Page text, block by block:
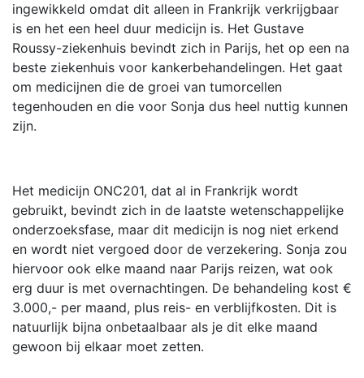
ingewikkeld omdat dit alleen in Frankrijk verkrijgbaar
is en het een heel duur medicijn is. Het Gustave
Roussy-ziekenhuis bevindt zich in Parijs, het op een na
beste ziekenhuis voor kankerbehandelingen. Het gaat
om medicijnen die de groei van tumorcellen
tegenhouden en die voor Sonja dus heel nuttig kunnen
zijn.
Het medicijn ONC201, dat al in Frankrijk wordt
gebruikt, bevindt zich in de laatste wetenschappelijke
onderzoeksfase, maar dit medicijn is nog niet erkend
en wordt niet vergoed door de verzekering. Sonja zou
hiervoor ook elke maand naar Parijs reizen, wat ook
erg duur is met overnachtingen. De behandeling kost €
3.000,- per maand, plus reis- en verblijfkosten. Dit is
natuurlijk bijna onbetaalbaar als je dit elke maand
gewoon bij elkaar moet zetten.